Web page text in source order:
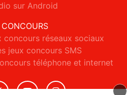
sur Android
concours réseaux sociaux
jeux concours SMS
téléphone et internet